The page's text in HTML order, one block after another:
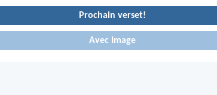
Prochain verset!
Avec Image